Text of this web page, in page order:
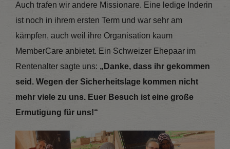
Auch trafen wir andere Missionare. Eine ledige Inderin
ist noch in ihrem ersten Term und war sehr am
kämpfen, auch weil ihre Organisation kaum
MemberCare anbietet. Ein Schweizer Ehepaar im
Rentenalter sagte uns: „Danke, dass ihr gekommen
seid. Wegen der Sicherheitslage kommen nicht
mehr viele zu uns. Euer Besuch ist eine große
Ermutigung für uns!“